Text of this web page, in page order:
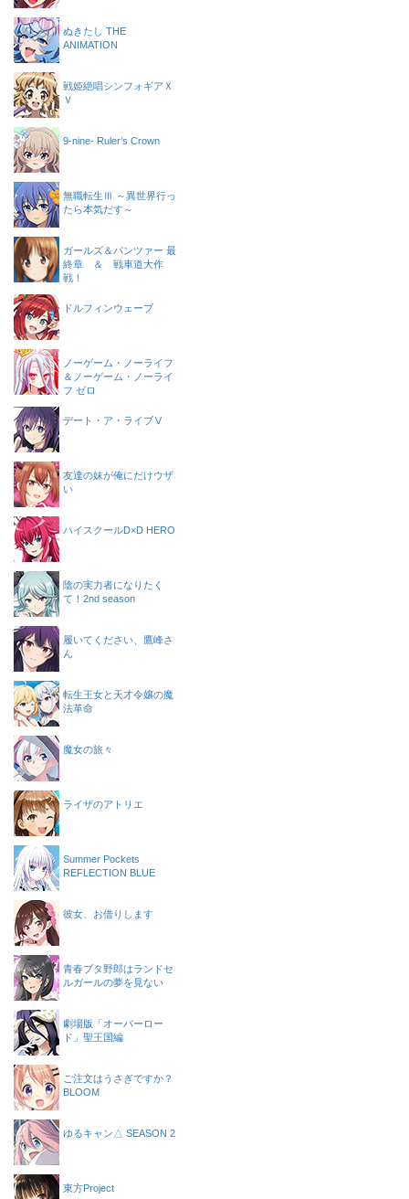
ぬきたし THE
ANIMATION
戦姫絶唱シンフォギアＸ
Ｖ
9-nine- Ruler’s Crown
無職転生Ⅲ ～異世界行っ
たら本気だす～
ガールズ＆パンツァー 最
終章 ＆ 戦車道大作
戦！
ドルフィンウェーブ
ノーゲーム・ノーライフ
＆ノーゲーム・ノーライ
フ ゼロ
デート・ア・ライブⅤ
友達の妹が俺にだけウザ
い
ハイスクールD×D HERO
陰の実力者になりたく
て！2nd season
履いてください、鷹峰さ
ん
転生王女と天才令嬢の魔
法革命
魔女の旅々
ライザのアトリエ
Summer Pockets
REFLECTION BLUE
彼女、お借りします
青春ブタ野郎はランドセ
ルガールの夢を見ない
劇場版「オーバーロー
ド」聖王国編
ご注文はうさぎですか？
BLOOM
ゆるキャン△ SEASON 2
東方Project